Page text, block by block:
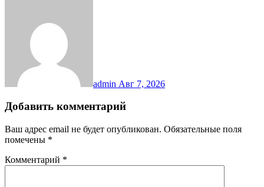
admin Авг 7, 2026
Добавить комментарий
Ваш адрес email не будет опубликован. Обязательные поля
помечены *
Комментарий *